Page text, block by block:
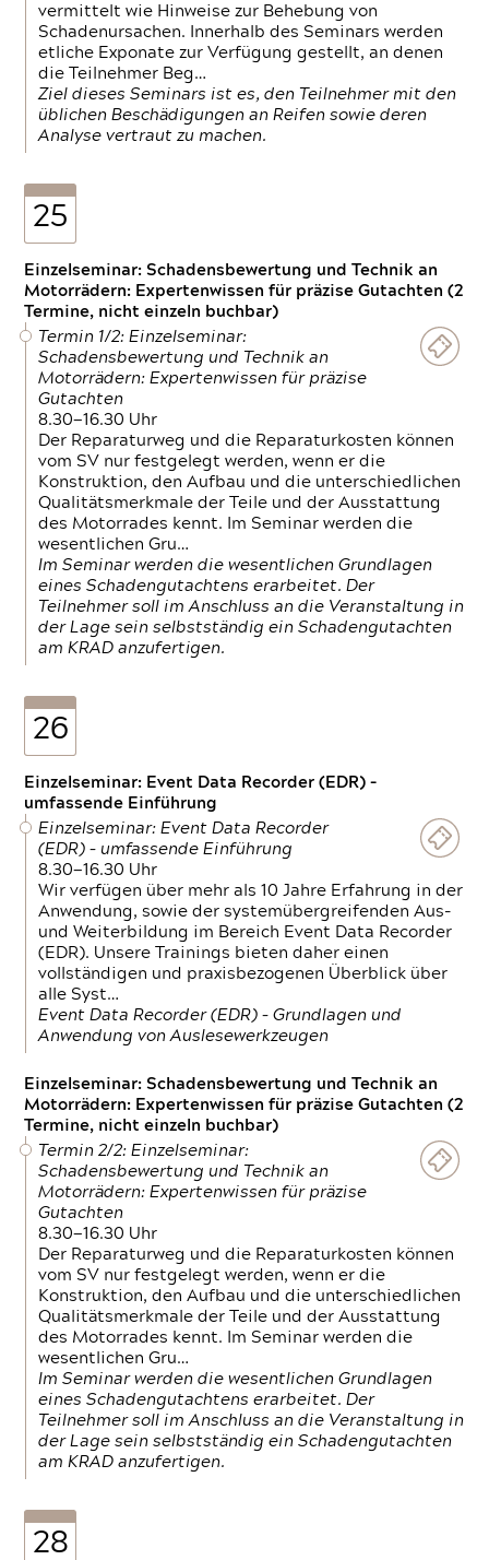
vermittelt wie Hinweise zur Behebung von
Schadenursachen. Innerhalb des Seminars werden
etliche Exponate zur Verfügung gestellt, an denen
die Teilnehmer Beg…
Ziel dieses Seminars ist es, den Teilnehmer mit den
üblichen Beschädigungen an Reifen sowie deren
Analyse vertraut zu machen.
25
Einzelseminar: Schadensbewertung und Technik an
Motorrädern: Expertenwissen für präzise Gutachten (2
Termine, nicht einzeln buchbar)
Termin 1/2: Einzelseminar:
Schadensbewertung und Technik an
Motorrädern: Expertenwissen für präzise
Gutachten
8.30—16.30 Uhr
Der Reparaturweg und die Reparaturkosten können
vom SV nur festgelegt werden, wenn er die
Konstruktion, den Aufbau und die unterschiedlichen
Qualitätsmerkmale der Teile und der Ausstattung
des Motorrades kennt. Im Seminar werden die
wesentlichen Gru…
Im Seminar werden die wesentlichen Grundlagen
eines Schadengutachtens erarbeitet. Der
Teilnehmer soll im Anschluss an die Veranstaltung in
der Lage sein selbstständig ein Schadengutachten
am KRAD anzufertigen.
26
Einzelseminar: Event Data Recorder (EDR) –
umfassende Einführung
Einzelseminar: Event Data Recorder
(EDR) – umfassende Einführung
8.30—16.30 Uhr
Wir verfügen über mehr als 10 Jahre Erfahrung in der
Anwendung, sowie der systemübergreifenden Aus-
und Weiterbildung im Bereich Event Data Recorder
(EDR). Unsere Trainings bieten daher einen
vollständigen und praxisbezogenen Überblick über
alle Syst…
Event Data Recorder (EDR) – Grundlagen und
Anwendung von Auslesewerkzeugen
Einzelseminar: Schadensbewertung und Technik an
Motorrädern: Expertenwissen für präzise Gutachten (2
Termine, nicht einzeln buchbar)
Termin 2/2: Einzelseminar:
Schadensbewertung und Technik an
Motorrädern: Expertenwissen für präzise
Gutachten
8.30—16.30 Uhr
Der Reparaturweg und die Reparaturkosten können
vom SV nur festgelegt werden, wenn er die
Konstruktion, den Aufbau und die unterschiedlichen
Qualitätsmerkmale der Teile und der Ausstattung
des Motorrades kennt. Im Seminar werden die
wesentlichen Gru…
Im Seminar werden die wesentlichen Grundlagen
eines Schadengutachtens erarbeitet. Der
Teilnehmer soll im Anschluss an die Veranstaltung in
der Lage sein selbstständig ein Schadengutachten
am KRAD anzufertigen.
28